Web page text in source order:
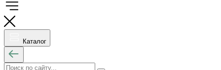
Каталог